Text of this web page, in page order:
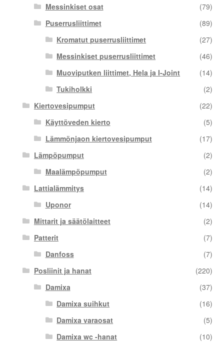
Messinkiset osat
(79)
Puserrusliittimet
(89)
Kromatut puserrusliittimet
(27)
Messinkiset puserrusliittimet
(46)
Muoviputken liittimet, Hela ja I-Joint
(14)
Tukiholkki
(2)
Kiertovesipumput
(22)
Käyttöveden kierto
(5)
Lämmönjaon kiertovesipumput
(17)
Lämpöpumput
(2)
Maalämpöpumput
(2)
Lattialämmitys
(14)
Uponor
(14)
Mittarit ja säätölaitteet
(2)
Patterit
(7)
Danfoss
(7)
Posliinit ja hanat
(220)
Damixa
(37)
Damixa suihkut
(16)
Damixa varaosat
(5)
Damixa wc -hanat
(10)